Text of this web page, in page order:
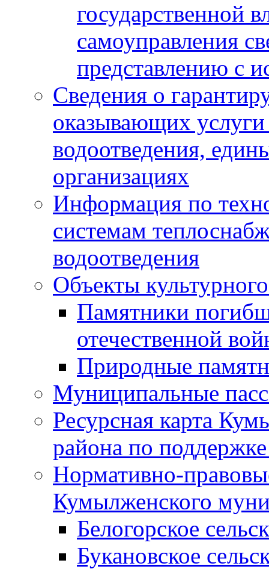
государственной
самоуправления
представлению с
Сведения о
оказывающих
водоотведения,
организациях
Информация по
системам
водоотведения
Объекты
Памятники
отечественной
Природные
Муниципальные
Ресурсная карта
района по
Нормативно-
Кумылженского
Белогорское
Букановское